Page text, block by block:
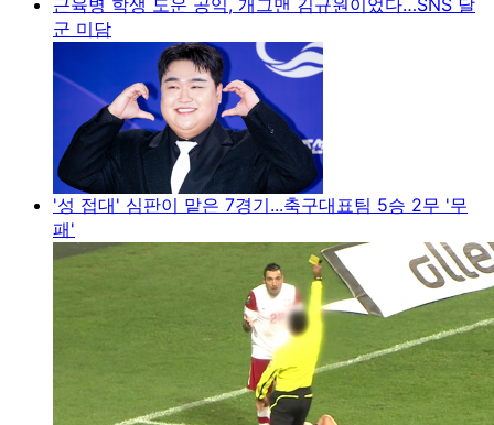
군 미담
'성 접대' 심판이 맡은 7경기...축구대표팀 5승 2무 '무
패'